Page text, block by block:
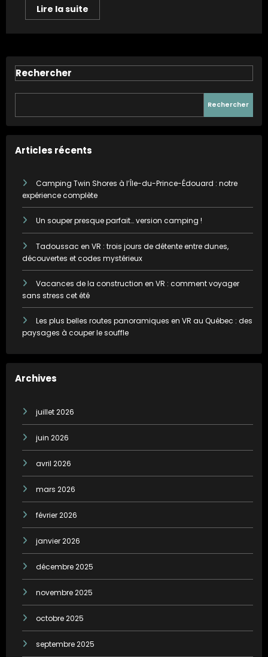
Lire la suite
Rechercher
Rechercher
Articles récents
Camping Twin Shores à l’Île-du-Prince-Édouard : notre
expérience complète
Un souper presque parfait… version camping !
Tadoussac en VR : trois jours de détente entre dunes,
découvertes et codes mystérieux
Vacances de la construction en VR : comment voyager
sans stress cet été
Les plus belles routes panoramiques en VR au Québec : des
paysages à couper le souffle
Archives
juillet 2026
juin 2026
avril 2026
mars 2026
février 2026
janvier 2026
décembre 2025
novembre 2025
octobre 2025
septembre 2025